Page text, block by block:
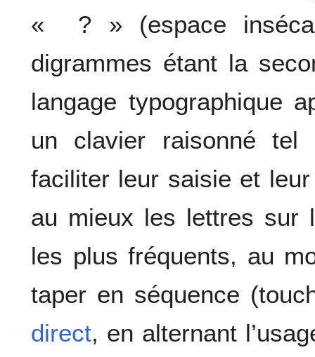
« ? » (espace
digrammes étant la
langage typographique
un clavier raisonné
faciliter leur saisie et
au mieux les lettres sur
les plus fréquents, au
taper en séquence
direct, en alternant